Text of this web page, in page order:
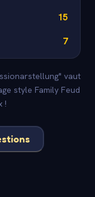
15
7
vaut
style Family Feud
!